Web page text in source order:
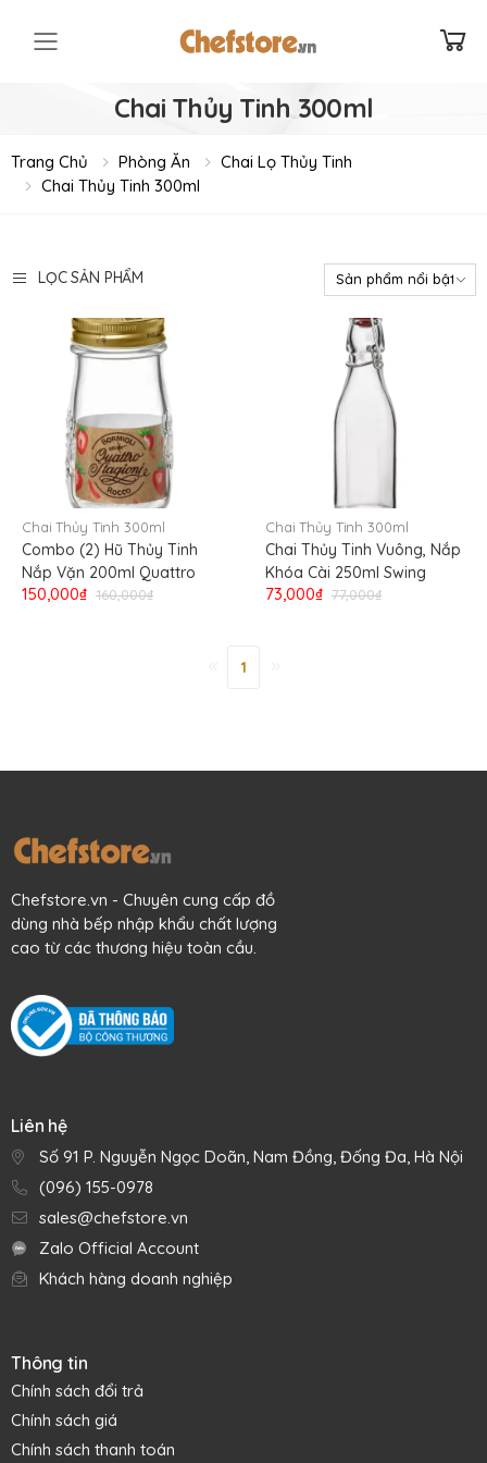
Toggle mobile menu
Chai Thủy Tinh 300ml
Trang Chủ Phòng Ăn
Chai Lọ Thủy Tinh
Chai Thủy Tinh 300ml
LỌC SẢN PHẨM
Chai Thủy Tinh 300ml
Combo (2) Hũ Thủy Tinh
Nắp Vặn 200ml Quattro
150,000₫ 160,000₫
Chai Thủy Tinh 300ml
Chai Thủy Tinh Vuông, Nắp
Khóa Cài 250ml Swing
73,000₫ 77,000₫
1
Chefstore.vn - Chuyên cung cấp đồ
dùng nhà bếp nhập khẩu chất lượng
cao từ các thương hiệu toàn cầu.
Liên hệ
Số 91 P. Nguyễn Ngọc Doãn, Nam Đồng, Đống Đa, Hà Nội
(096) 155-0978
sales@chefstore.vn
Zalo Official Account
Khách hàng doanh nghiệp
Thông tin
Chính sách đổi trả
Chính sách giá
Chính sách thanh toán